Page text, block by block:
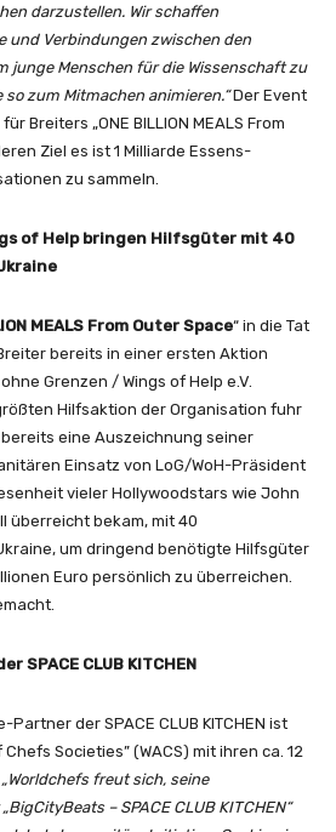
darzustellen. Wir schaffen
und Verbindungen zwischen den
junge Menschen für die Wissenschaft zu
zum Mitmachen animieren.“Der Event
Breiters „ONE BILLION MEALS From
Ziel es ist 1 Milliarde Essens-
zu sammeln.
of Help bringen Hilfsgüter mit 40
MEALS From Outer Space“ in die Tat
bereits in einer ersten Aktion
Grenzen / Wings of Help e.V.
Hilfsaktion der Organisation fuhr
eine Auszeichnung seiner
Einsatz von LoG/WoH-Präsident
vieler Hollywoodstars wie John
überreicht bekam, mit 40
um dringend benötigte Hilfsgüter
Euro persönlich zu überreichen.
SPACE CLUB KITCHEN
der SPACE CLUB KITCHEN ist
Societies” (WACS) mit ihren ca. 12
„Worldchefs freut sich, seine
– SPACE CLUB KITCHEN“